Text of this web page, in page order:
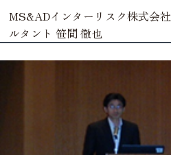
MS&ADインターリスク株式会
ルタント 笹間 徹也